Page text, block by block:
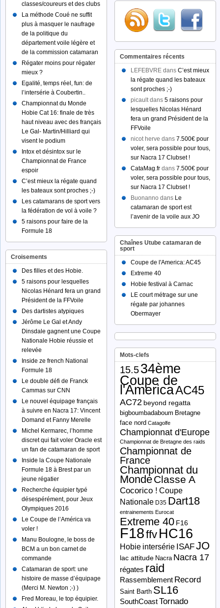
classes/coureurs et des clubs
La méthode Coué ne suffit
plus à masquer le naufrage
de la politique du
département voile légère et
de la commission catamaran
Régater moins pour régater
mieux ?
Egalité, temps réel, fun: de
l’intersérie à Coubertin..
Championnat du Monde
Hobie Cat 16: finale de très
haut niveau avec des français
Le Gal- Martin/Hilliard qui
visent le podium
Intox et désintox sur le
Championnat de France
espoir
C’est mieux la régate quand
les bateaux sont proches ;-)
Les catamarans de sport vers
la fédération de vol à voile ?
5 raisons pour faire de la
Formule 18
Croisements
Des filles et des Hobie.
5 raisons pour lesquelles
Nicolas Hénard fera un grand
Président de la FFVoile
Des dartistes atypiques
Jérôme Le Gal et Andy
Dinsdale gagnent une Coupe
Nationale Hobie réussie et
relevée
Inside ze french National
Formule 18
Le double défi de Franck
Cammas sur CNN
Le nouvel équipage français
à suivre en Nacra 17: Vincent
Domand et Fanny Merelle
Michel Kermarec, l’homme
discret qui fait voler Oracle est
un fan de catamaran de sport
Inside la Coupe Nationale
Formule 18 à Brest par un
jeune régatier
Recherche équipier typé
désespérément, pour Jeux
Olympiques 2016
Le Coupe de l’América va
voler !
Manu Boulogne, le boss de
BCM a un bon carnet de
commande
Catamaran de sport: une
histoire de masse d’équipage
(Merci M. Newton ;-) )
Fred Moreau, le top équipier.
Commentaires récents
LEFEBVRE dans C’est mieux
la régate quand les bateaux
sont proches ;-)
picault dans 5 raisons pour
lesquelles Nicolas Hénard
fera un grand Président de la
FFVoile
nicot herve dans 7.500€ pour
voler, sera possible pour tous,
sur Nacra 17 Clubset !
CataMag.fr dans 7.500€ pour
voler, sera possible pour tous,
sur Nacra 17 Clubset !
Buonanno dans Le
catamaran de sport est
l’avenir de la voile aux JO
Chaînes Utube catamaran de
sport
Coupe de l'America: AC45
Extreme 40
Hobie festival à Carnac
LE court métrage sur une
régate par johannes
Obermayer
Mots-clefs
15.534ème
Coupe de
l'AmericaAC45
AC72 beyond regatta
bigboumbadaboum Bretagne
face nord Catagolfe
Championnat d'Europe
Championnat de Bretagne des raids
Championnat de
France
Championnat du
MondeClasse A
Cocorico ! Coupe
Nationale D35 Dart18
entrainements Eurocat
Extreme 40 F16
F18ffv HC16
Hobie intersérie ISAFJO
lac attitude Nacra Nacra 17
régates raid
Rassemblement Record
Saint Barth SL16
SouthCoastTornado